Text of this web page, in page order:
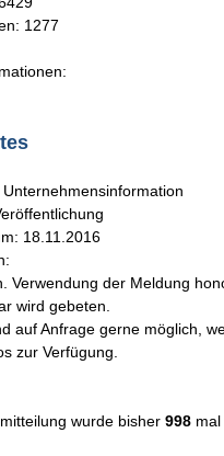
1277
18.11.2016
Verwendung der Meldung
wird gebeten.
auf Anfrage gerne möglich,
zur Verfügung.
wurde bisher998 mal